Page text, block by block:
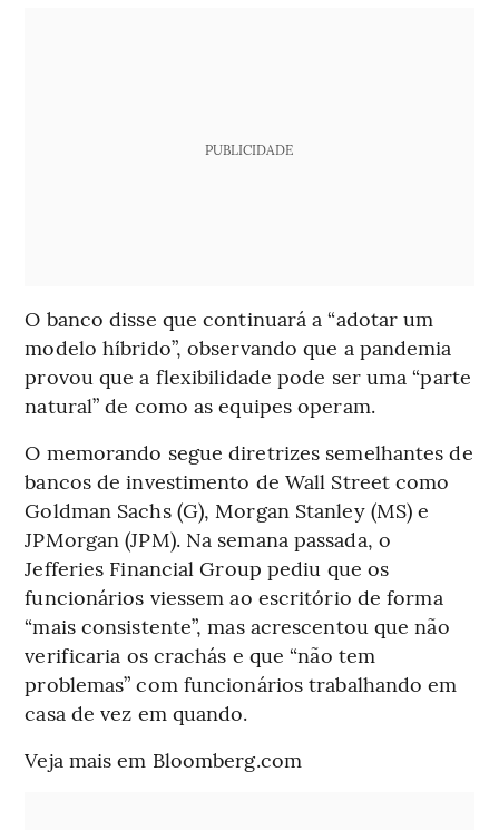
PUBLICIDADE
O banco disse que continuará a “adotar um
modelo híbrido”, observando que a pandemia
provou que a flexibilidade pode ser uma “parte
natural” de como as equipes operam.
O memorando segue diretrizes semelhantes de
bancos de investimento de Wall Street como
Goldman Sachs (G), Morgan Stanley (MS) e
JPMorgan (JPM). Na semana passada, o
Jefferies Financial Group pediu que os
funcionários viessem ao escritório de forma
“mais consistente”, mas acrescentou que não
verificaria os crachás e que “não tem
problemas” com funcionários trabalhando em
casa de vez em quando.
Veja mais em Bloomberg.com